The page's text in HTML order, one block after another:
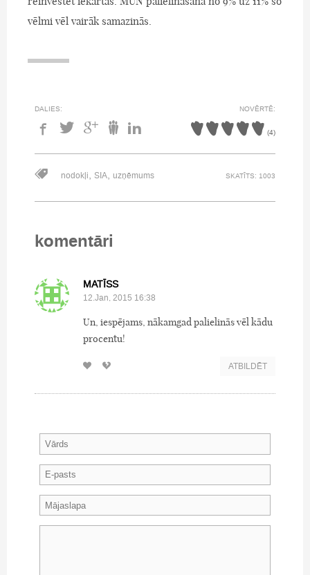
vēlmi vēl vairāk samazinās.
DALIES: NOVĒRTĒ:
(4)
nodokļi, SIA, uzņēmums SKATĪTS: 1003
komentāri
MATĪSS
12.Jan, 2015 16:38
Un, iespējams, nākamgad palielinās vēl kādu
procentu!
ATBILDĒT